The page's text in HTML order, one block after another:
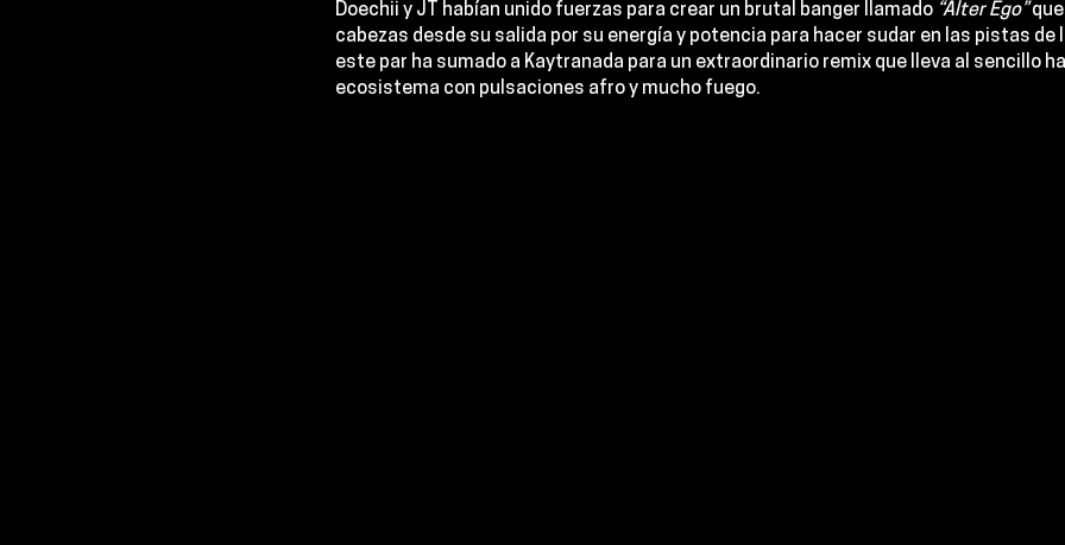
Doechii y JT habían unido fuerzas para crear un brutal banger llamado “Alter Ego” que
cabezas desde su salida por su energía y potencia para hacer sudar en las pistas de
este par ha sumado a Kaytranada para un extraordinario remix que lleva al sencillo
ecosistema con pulsaciones afro y mucho fuego.